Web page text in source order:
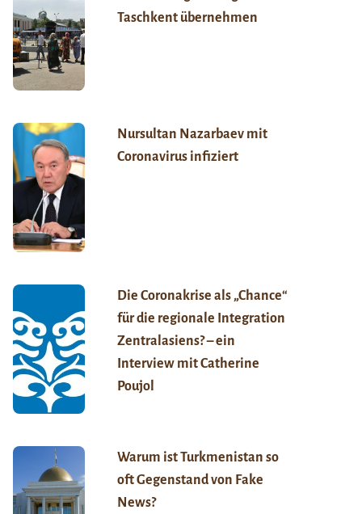
Taschkent übernehmen
Nursultan Nazarbaev mit
Coronavirus infiziert
Die Coronakrise als „Chance“
für die regionale Integration
Zentralasiens? – ein
Interview mit Catherine
Poujol
Warum ist Turkmenistan so
oft Gegenstand von Fake
News?